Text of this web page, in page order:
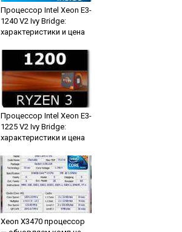
Процессор Intel Xeon E3-
1240 V2 Ivy Bridge:
характеристики и цена
Процессор Intel Xeon E3-
1225 V2 Ivy Bridge:
характеристики и цена
Xeon X3470 процессор